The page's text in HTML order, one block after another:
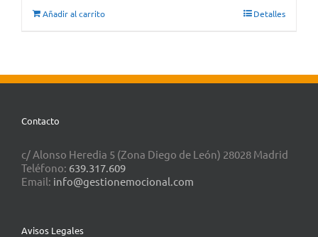
Añadir al carrito Detalles
Contacto
c/ Alonso Heredia 5 (Zona Diego de León) 28028 Madrid
Teléfono: 639.317.609
Email: info@gestionemocional.com
Avisos Legales